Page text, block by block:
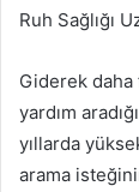
Ruh Sağlığı
Giderek daha
yardım
yıllarda
arama